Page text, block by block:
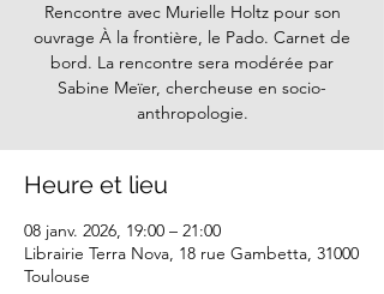
Rencontre avec Murielle Holtz pour son
ouvrage À la frontière, le Pado. Carnet de
bord. La rencontre sera modérée par
Sabine Meïer, chercheuse en socio-
anthropologie.
Heure et lieu
08 janv. 2026, 19:00 – 21:00
Librairie Terra Nova, 18 rue Gambetta, 31000
Toulouse